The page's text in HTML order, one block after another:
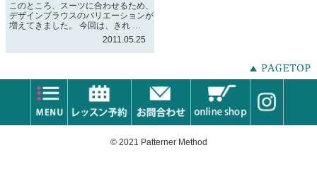
このところ、スーツに合わせるため、
デザインブラウスのバリエーションが
増えてきました。 今回は、きれ …
2011.05.25
© 2021 Patterner Method